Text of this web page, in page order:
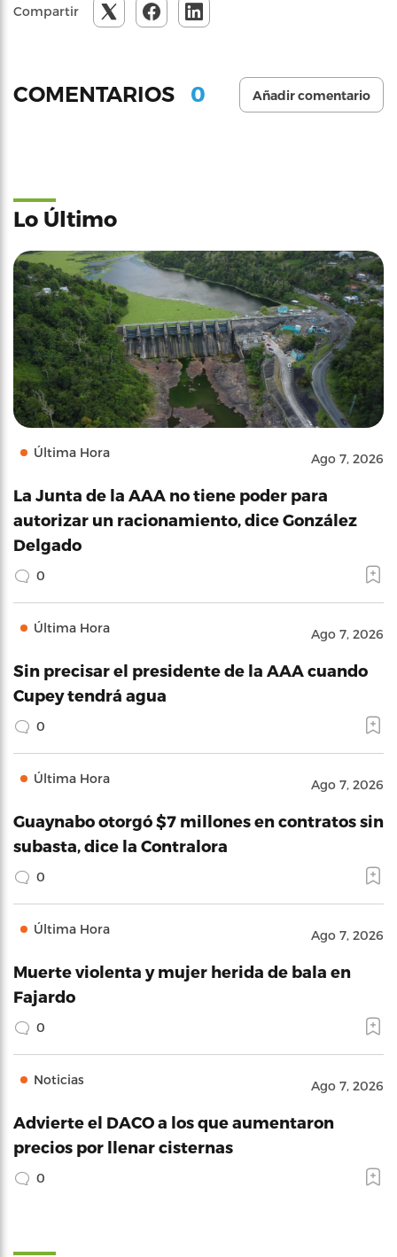
Compartir
COMENTARIOS 0 Añadir comentario
Lo Último
Última Hora Ago 7, 2026
La Junta de la AAA no tiene poder para
autorizar un racionamiento, dice González
Delgado
0
Última Hora Ago 7, 2026
Sin precisar el presidente de la AAA cuando
Cupey tendrá agua
0
Última Hora Ago 7, 2026
Guaynabo otorgó $7 millones en contratos sin
subasta, dice la Contralora
0
Última Hora Ago 7, 2026
Muerte violenta y mujer herida de bala en
Fajardo
0
Noticias Ago 7, 2026
Advierte el DACO a los que aumentaron
precios por llenar cisternas
0